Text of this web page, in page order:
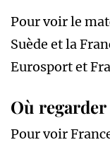
Pour voir le
Suède et la
Eurosport et
Où regarder
Pour voir